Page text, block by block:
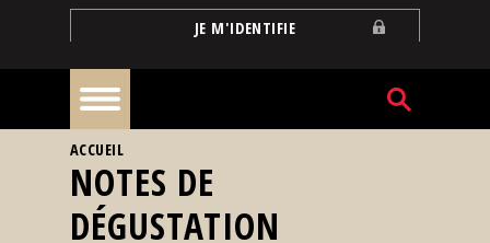
JE M'IDENTIFIE
À
la
une
VOUS ÊTES ICI
ACCUEIL
NOTES DE
DÉGUSTATION